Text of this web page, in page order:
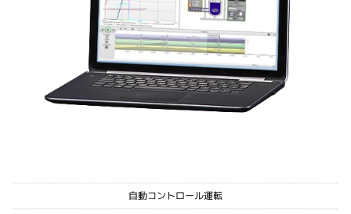
自動コントロール運転